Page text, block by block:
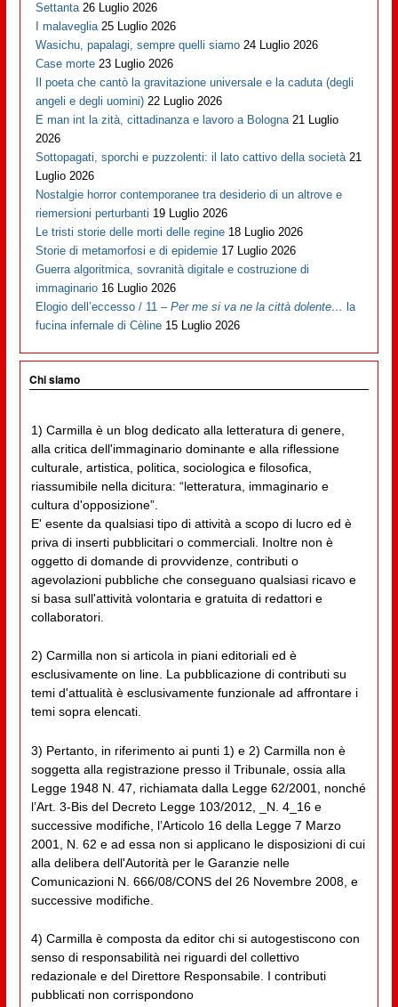
Settanta 26 Luglio 2026
I malaveglia 25 Luglio 2026
Wasichu, papalagi, sempre quelli siamo 24 Luglio 2026
Case morte 23 Luglio 2026
Il poeta che cantò la gravitazione universale e la caduta (degli
angeli e degli uomini) 22 Luglio 2026
E man int la zità, cittadinanza e lavoro a Bologna 21 Luglio
2026
Sottopagati, sporchi e puzzolenti: il lato cattivo della società 21
Luglio 2026
Nostalgie horror contemporanee tra desiderio di un altrove e
riemersioni perturbanti 19 Luglio 2026
Le tristi storie delle morti delle regine 18 Luglio 2026
Storie di metamorfosi e di epidemie 17 Luglio 2026
Guerra algoritmica, sovranità digitale e costruzione di
immaginario 16 Luglio 2026
Elogio dell’eccesso / 11 –Per me si va ne la città dolente… la
fucina infernale di Cèline 15 Luglio 2026
Chi siamo
1) Carmilla è un blog dedicato alla letteratura di genere,
alla critica dell'immaginario dominante e alla riflessione
culturale, artistica, politica, sociologica e filosofica,
riassumibile nella dicitura: “letteratura, immaginario e
cultura d'opposizione”.
E' esente da qualsiasi tipo di attività a scopo di lucro ed è
priva di inserti pubblicitari o commerciali. Inoltre non è
oggetto di domande di provvidenze, contributi o
agevolazioni pubbliche che conseguano qualsiasi ricavo e
si basa sull'attività volontaria e gratuita di redattori e
collaboratori.
2) Carmilla non si articola in piani editoriali ed è
esclusivamente on line. La pubblicazione di contributi su
temi d'attualità è esclusivamente funzionale ad affrontare i
temi sopra elencati.
3) Pertanto, in riferimento ai punti 1) e 2) Carmilla non è
soggetta alla registrazione presso il Tribunale, ossia alla
Legge 1948 N. 47, richiamata dalla Legge 62/2001, nonché
l’Art. 3-Bis del Decreto Legge 103/2012, _N. 4_16 e
successive modifiche, l’Articolo 16 della Legge 7 Marzo
2001, N. 62 e ad essa non si applicano le disposizioni di cui
alla delibera dell'Autorità per le Garanzie nelle
Comunicazioni N. 666/08/CONS del 26 Novembre 2008, e
successive modifiche.
4) Carmilla è composta da editor chi si autogestiscono con
senso di responsabilità nei riguardi del collettivo
redazionale e del Direttore Responsabile. I contributi
pubblicati non corrispondono